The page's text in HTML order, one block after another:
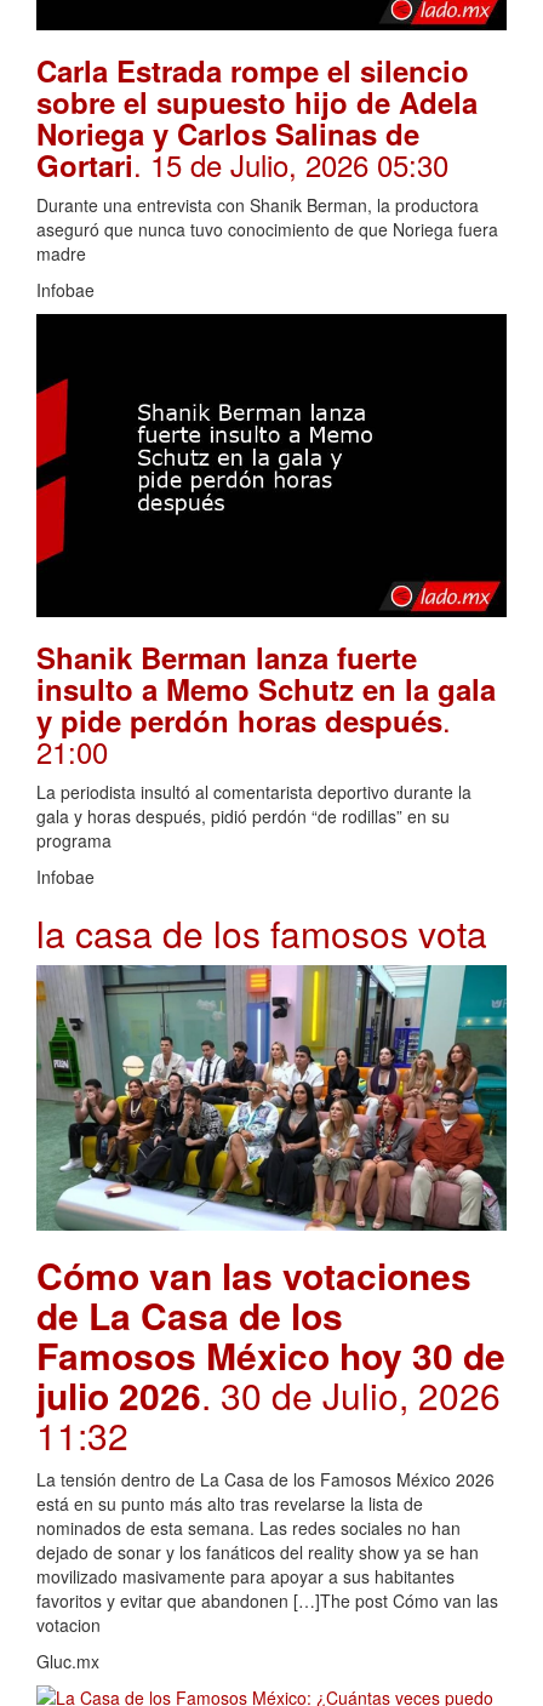
Carla Estrada rompe el silencio
sobre el supuesto hijo de Adela
Noriega y Carlos Salinas de
Gortari. 15 de Julio, 2026 05:30
Durante una entrevista con Shanik Berman, la productora
aseguró que nunca tuvo conocimiento de que Noriega fuera
madre
Infobae
Shanik Berman lanza fuerte
insulto a Memo Schutz en la gala
y pide perdón horas después.
21:00
La periodista insultó al comentarista deportivo durante la
gala y horas después, pidió perdón “de rodillas” en su
programa
Infobae
la casa de los famosos vota
Cómo van las votaciones
de La Casa de los
Famosos México hoy 30 de
julio 2026. 30 de Julio, 2026
11:32
La tensión dentro de La Casa de los Famosos México 2026
está en su punto más alto tras revelarse la lista de
nominados de esta semana. Las redes sociales no han
dejado de sonar y los fanáticos del reality show ya se han
movilizado masivamente para apoyar a sus habitantes
favoritos y evitar que abandonen […]The post Cómo van las
votacion
Gluc.mx